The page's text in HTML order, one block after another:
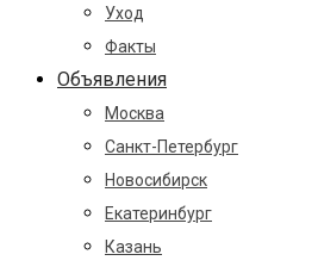
Уход
Факты
Объявления
Москва
Санкт-Петербург
Новосибирск
Екатеринбург
Казань